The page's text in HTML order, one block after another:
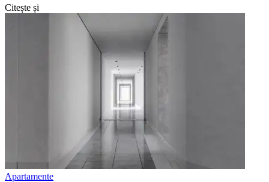
Citește și
Apartamente